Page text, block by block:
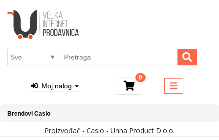
Moj nalog
0
Kategorije
4ALL - PARFEMI I KOZMETIKA
MACUN PROIZVODI
RUČNI SATOVI
PUTNI PROGRAM
MALI KUĆNI APARATI
Sve o
Online
placanje
Blog
Brendovi Casio
Proizvođač - Casio - Unna Product D.o.o.